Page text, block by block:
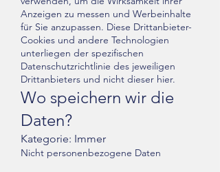
Anzeigen zu messen und Werbeinhalte
für Sie anzupassen. Diese Drittanbieter-
Cookies und andere Technologien
unterliegen der spezifischen
Datenschutzrichtlinie des jeweiligen
Drittanbieters und nicht dieser hier.
Wo speichern wir die
Daten?
Kategorie: Immer
Nicht personenbezogene Daten